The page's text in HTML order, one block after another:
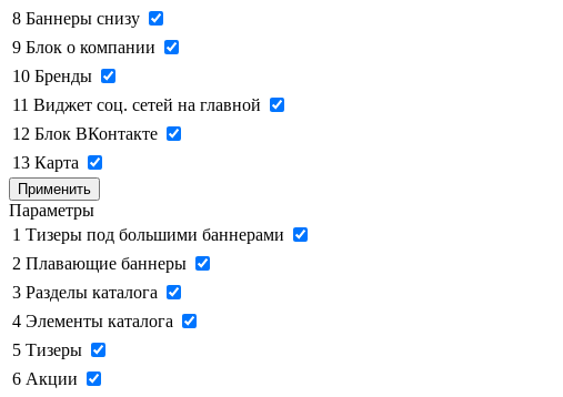
8 Баннеры снизу
9 Блок о компании
10 Бренды
11 Виджет соц. сетей на главной
12 Блок ВКонтакте
13 Карта
Применить
Параметры
1 Тизеры под большими баннерами
2 Плавающие баннеры
3 Разделы каталога
4 Элементы каталога
5 Тизеры
6 Акции